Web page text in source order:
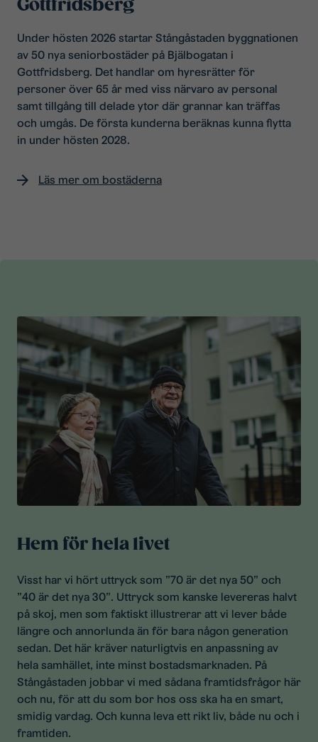
Gottfridsberg
Under hösten 2026 startar Stångåstaden byggnationen
av 50 nya seniorbostäder på Bjälbogatan i
Gottfridsberg. Det handlar om hyresrätter för
personer över 65 år med viss närvaro av personal
samt tillgång till delade ytor där grannar kan träffas
och umgås. De första kunderna beräknas kunna flytta
in under hösten 2028.
Läs mer om bostäderna
Hem för hela livet
Visst har vi hört uttryck som ”70 är det nya 50” och
”40 är det nya 30”. Uttryck som kanske levereras halvt
på skoj, men som faktiskt illustrerar att vi lever både
längre och annorlunda än för bara någon generation
sedan. Det här kräver naturligtvis en anpassning av
hela samhället, inte minst bostadsmarknaden. På
Stångåstaden jobbar vi med sådana framtidsfrågor här
och nu, för att du som bor hos oss ska ha en smart,
smidig vardag. Och kunna leva ett rikt liv, både nu och i
framtiden.